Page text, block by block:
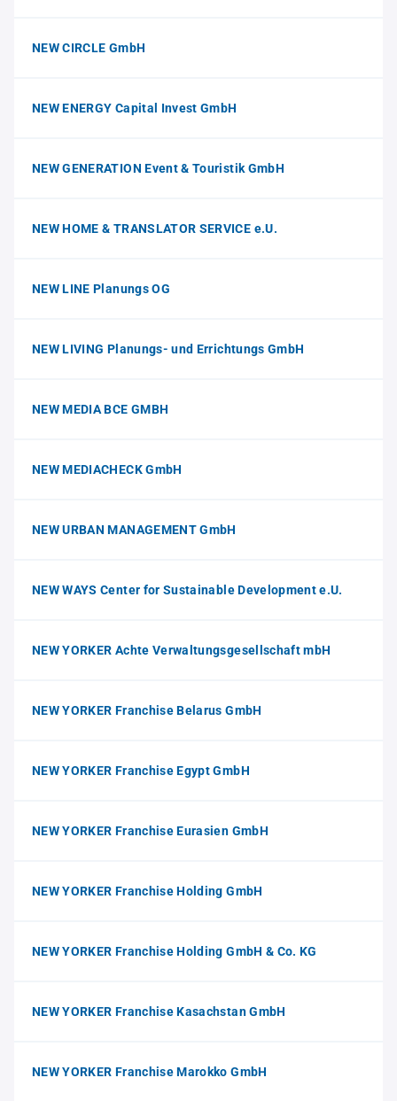
NEW CIRCLE GmbH
NEW ENERGY Capital Invest GmbH
NEW GENERATION Event & Touristik GmbH
NEW HOME & TRANSLATOR SERVICE e.U.
NEW LINE Planungs OG
NEW LIVING Planungs- und Errichtungs GmbH
NEW MEDIA BCE GMBH
NEW MEDIACHECK GmbH
NEW URBAN MANAGEMENT GmbH
NEW WAYS Center for Sustainable Development e.U.
NEW YORKER Achte Verwaltungsgesellschaft mbH
NEW YORKER Franchise Belarus GmbH
NEW YORKER Franchise Egypt GmbH
NEW YORKER Franchise Eurasien GmbH
NEW YORKER Franchise Holding GmbH
NEW YORKER Franchise Holding GmbH & Co. KG
NEW YORKER Franchise Kasachstan GmbH
NEW YORKER Franchise Marokko GmbH